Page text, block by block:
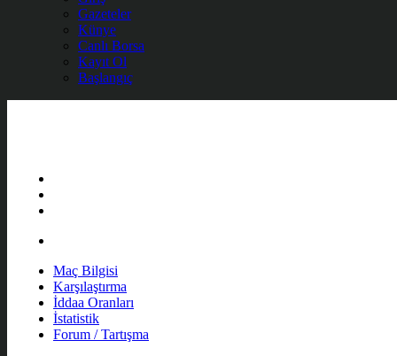
Gazeteler
Künye
Canlı Borsa
Kayıt Ol
Başlangıç
Maç Bilgisi
Karşılaştırma
İddaa Oranları
İstatistik
Forum / Tartışma